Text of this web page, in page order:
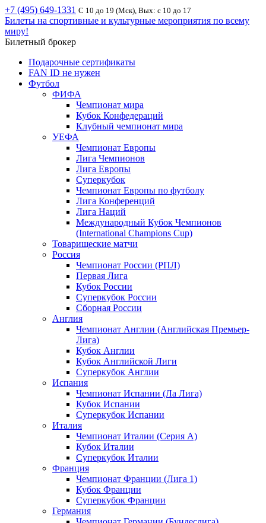
+7 (495) 649-1331 С 10 до 19 (Мск), Вых: с 10 до 17
Билеты на спортивные и культурные мероприятия по всему
миру!
Билетный брокер
Подарочные сертификаты
FAN ID не нужен
Футбол
ФИФА
Чемпионат мира
Кубок Конфедераций
Клубный чемпионат мира
УЕФА
Чемпионат Европы
Лига Чемпионов
Лига Европы
Суперкубок
Чемпионат Европы по футболу
Лига Конференций
Лига Наций
Международный Кубок Чемпионов
(International Champions Cup)
Товарищеские матчи
Россия
Чемпионат России (РПЛ)
Первая Лига
Кубок России
Суперкубок России
Сборная России
Англия
Чемпионат Англии (Английская Премьер-
Лига)
Кубок Англии
Кубок Английской Лиги
Суперкубок Англии
Испания
Чемпионат Испании (Ла Лига)
Кубок Испании
Суперкубок Испании
Италия
Чемпионат Италии (Серия А)
Кубок Италии
Суперкубок Италии
Франция
Чемпионат Франции (Лига 1)
Кубок Франции
Суперкубок Франции
Германия